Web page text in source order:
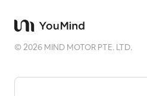
©2026 MIND MOTOR PTE. LTD.